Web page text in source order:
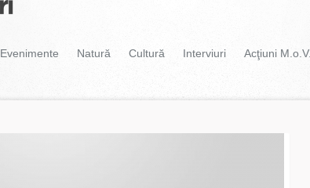
Evenimente Natură Cultură Interviuri Acţiuni M.o.V.